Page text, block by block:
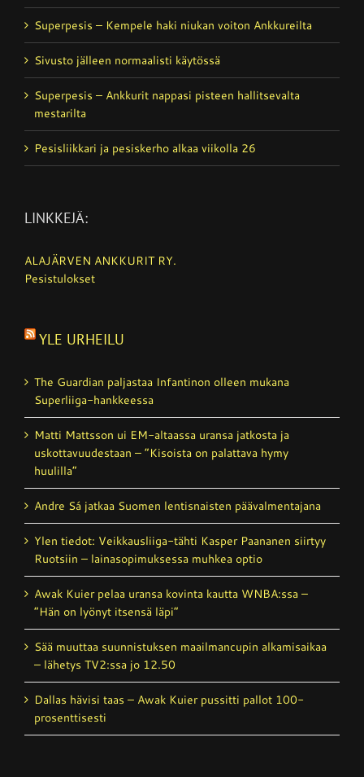
Superpesis – Kempele haki niukan voiton Ankkureilta
Sivusto jälleen normaalisti käytössä
Superpesis – Ankkurit nappasi pisteen hallitsevalta
mestarilta
Pesisliikkari ja pesiskerho alkaa viikolla 26
LINKKEJÄ:
ALAJÄRVEN ANKKURIT RY.
Pesistulokset
YLE URHEILU
The Guardian paljastaa Infantinon olleen mukana
Superliiga-hankkeessa
Matti Mattsson ui EM-altaassa uransa jatkosta ja
uskottavuudestaan – ”Kisoista on palattava hymy
huulilla”
Andre Sá jatkaa Suomen lentisnaisten päävalmentajana
Ylen tiedot: Veikkausliiga-tähti Kasper Paananen siirtyy
Ruotsiin – lainasopimuksessa muhkea optio
Awak Kuier pelaa uransa kovinta kautta WNBA:ssa –
”Hän on lyönyt itsensä läpi”
Sää muuttaa suunnistuksen maailmancupin alkamisaikaa
– lähetys TV2:ssa jo 12.50
Dallas hävisi taas – Awak Kuier pussitti pallot 100-
prosenttisesti